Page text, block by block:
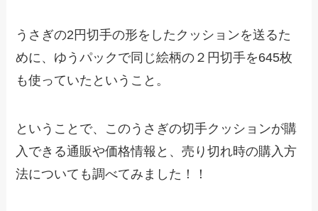
うさぎの2円切手の形をしたクッションを送るた
めに、ゆうパックで同じ絵柄の２円切手を645枚
も使っていたということ。
ということで、このうさぎの切手クッションが購
入できる通販や価格情報と、売り切れ時の購入方
法についても調べてみました！！